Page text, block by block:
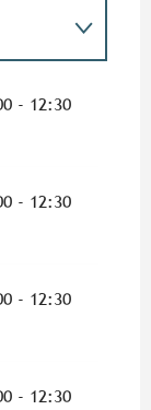
- 12:30
- 12:30
- 12:30
- 12:30